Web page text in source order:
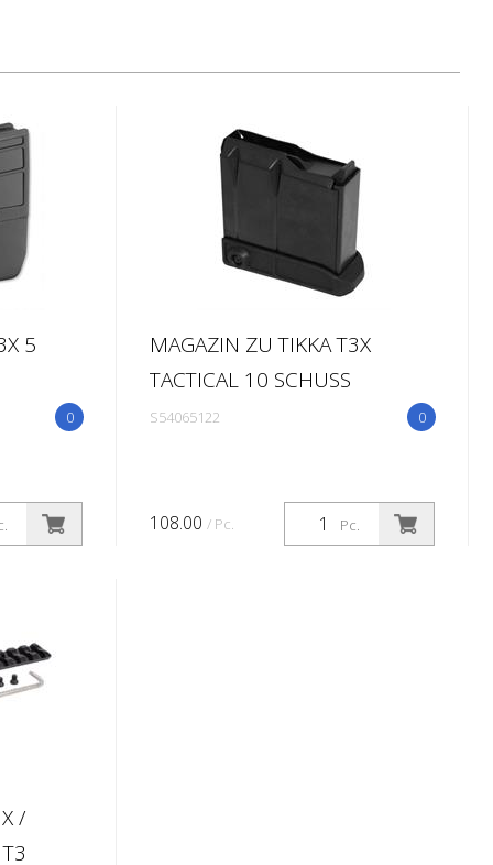
5
0
MAGAZIN ZU TIKKA T3X
TACTICAL 10 SCHUSS
0
S54065122
Pc.
108.00 / Pc.
/